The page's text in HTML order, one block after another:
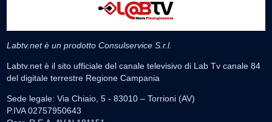
Labtv.net è un prodotto Consulservice S.r.l.
Labtv.net è il sito ufficiale del canale televisivo di Lab Tv canale 84
del digitale terrestre Regione Campania
Sede legale: Via Chiaio, 5 - 83010 – Torrioni (AV)
P.IVA 02757950643